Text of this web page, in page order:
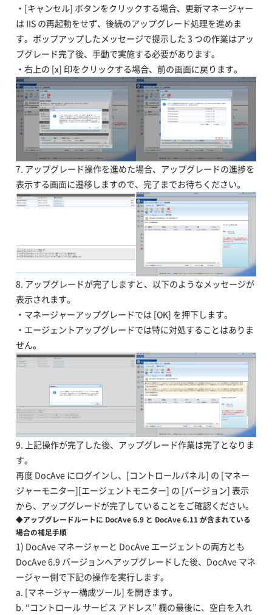
・[キャンセル] ボタンをクリックする場合、更新マネージャー
は IIS の再起動をせず、後続のアップグレード処理を進めま
す。ポップアップしたメッセージで提示した 3 つの作業はアッ
プグレード完了後、手動で実施する必要があります。
・右上の [x] 印をクリックする場合、前の画面に戻ります。
7. アップグレード操作を進めた場合、アップグレードの進捗を
表示する画面に遷移しますので、完了までお待ちください。
8. アップグレードが完了しますと、以下のようなメッセージが
表示されます。
・マネージャーアップグレードでは [OK] を押下します。
・エージェントアップグレードでは特に対処することはありま
せん。
9. 上記操作が完了した後、アップグレード作業は完了となりま
す。
再度 DocAve にログインし、[コントロールパネル] の [マネー
ジャーモニター][エージェントモニター] の [バージョン] 表示
から、アップグレードが完了していることをご確認ください。
◆アップグレードルートに DocAve 6.9 と DocAve 6.11 が含まれている
場合の補足手順
1) DocAve マネージャーと DocAve エージェントの両方とも
DocAve 6.9 バージョンへアップグレードした後、DocAve マネ
ージャー側で下記の操作を実行します。
a. [マネージャー構成ツール] を開きます。
b. “コントロール サービス アドレス” 欄の最後に、空白を入れ